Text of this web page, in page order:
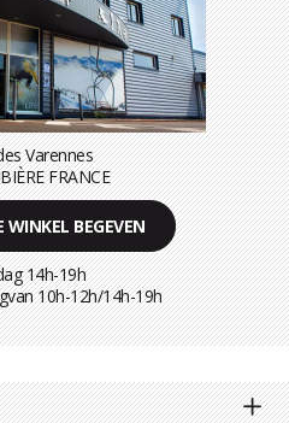
Varennes
FRANCE
WINKEL BEGEVEN
14h-19h
10h-12h/14h-19h